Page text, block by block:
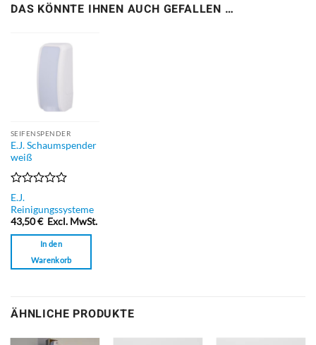
DAS KÖNNTE IHNEN AUCH GEFALLEN …
SEIFENSPENDER
E.J. Schaumspender
weiß
Bewertet
mit
0
von
5
E.J.
Reinigungssysteme
43,50€ Excl. MwSt.
In den
Warenkorb
ÄHNLICHE PRODUKTE